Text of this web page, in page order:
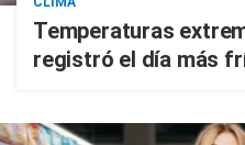
Temperaturas
registró el día más